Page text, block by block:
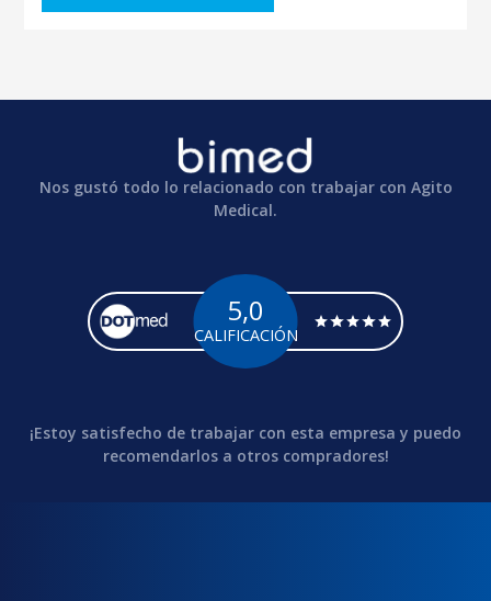
Nos gustó todo lo relacionado con trabajar con Agito
Medical.
5,0
CALIFICACIÓN
¡Estoy satisfecho de trabajar con esta empresa y puedo
recomendarlos a otros compradores!